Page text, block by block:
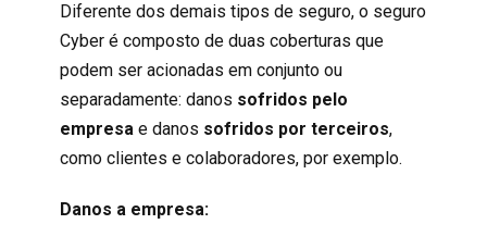
Diferente dos demais tipos de seguro, o seguro
Cyber é composto de duas coberturas que
podem ser acionadas em conjunto ou
separadamente: danos sofridos pelo
empresa e danos sofridos por terceiros,
como clientes e colaboradores, por exemplo.
Danos a empresa: